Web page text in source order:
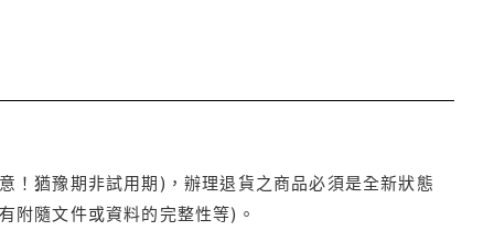
！猶豫期非試用期)，辦理退貨之商品必須是全新狀態
附隨文件或資料的完整性等)。